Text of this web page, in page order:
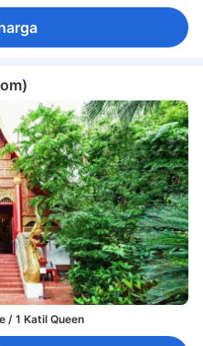
/ 1 Katil Queen